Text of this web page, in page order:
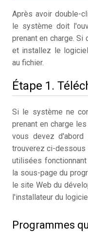
Après avoir double-
le système doit
prenant en charge.
et installez le
au fichier.
Étape 1.
Si le système ne
prenant en charge les
vous devez d'abord
trouverez ci-
utilisées
la sous-page du
le site Web du
l'installateur du
Programmes